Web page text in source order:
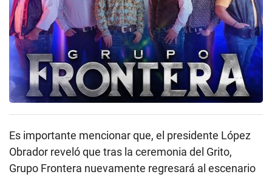
Es importante mencionar que, el presidente López
Obrador reveló que tras la ceremonia del Grito,
Grupo Frontera nuevamente regresará al escenario